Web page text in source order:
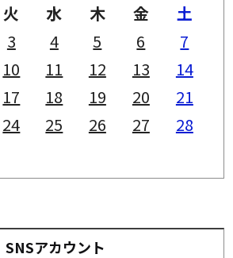
火 水 木 金
土
3 4 5 6
7
10 11 12 13
14
17 18 19 20
21
24 25 26 27
28
SNSアカウント